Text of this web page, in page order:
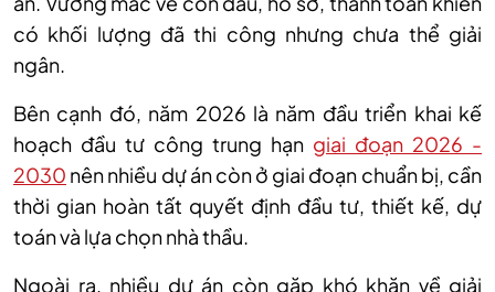
có khối lượng đã thi công nhưng chưa thể giải
ngân.
Bên cạnh đó, năm 2026 là năm đầu triển khai kế
hoạch đầu tư công trung hạn giai đoạn 2026 -
2030 nên nhiều dự án còn ở giai đoạn chuẩn bị, cần
thời gian hoàn tất quyết định đầu tư, thiết kế, dự
toán và lựa chọn nhà thầu.
Ngoài ra, nhiều dự án còn gặp khó khăn về giải